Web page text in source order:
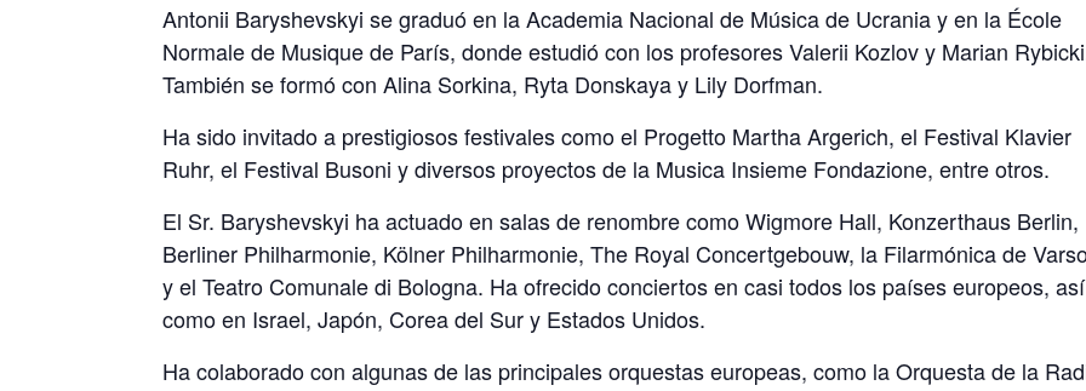
Antonii Baryshevskyi se graduó en la Academia Nacional de Música de Ucrania y en la École
Normale de Musique de París, donde estudió con los profesores Valerii Kozlov y Marian
También se formó con Alina Sorkina, Ryta Donskaya y Lily Dorfman.
Ha sido invitado a prestigiosos festivales como el Progetto Martha Argerich, el Festival Klavier
Ruhr, el Festival Busoni y diversos proyectos de la Musica Insieme Fondazione, entre otros.
El Sr. Baryshevskyi ha actuado en salas de renombre como Wigmore Hall, Konzerthaus Berlin,
Berliner Philharmonie, Kölner Philharmonie, The Royal Concertgebouw, la Filarmónica de
y el Teatro Comunale di Bologna. Ha ofrecido conciertos en casi todos los países europeos, así
como en Israel, Japón, Corea del Sur y Estados Unidos.
Ha colaborado con algunas de las principales orquestas europeas, como la Orquesta de la